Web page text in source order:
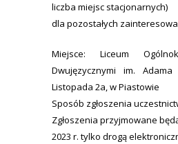
liczba miejsc stacjonarnych)
dla pozostałych
Miejsce: Liceum
Dwujęzycznymi im.
Listopada 2a, w Piastowie
Sposób zgłoszenia
Zgłoszenia przyjmowane
2023 r. tylko drogą